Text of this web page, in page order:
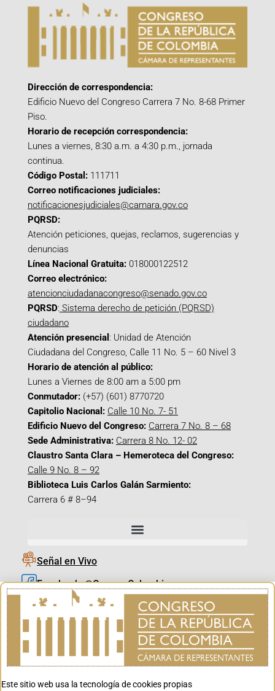
Dirección de correspondencia:
Edificio Nuevo del Congreso Carrera 7 No. 8-68 Primer
Piso.
Horario de recepción correspondencia:
Lunes a viernes, 8:30 a.m. a 4:30 p.m., jornada
continua.
Código Postal: 111711
Correo notificaciones judiciales:
notificacionesjudiciales@camara.gov.co
PQRSD:
Atención peticiones, quejas, reclamos, sugerencias y
denuncias
Línea Nacional Gratuita: 018000122512
Correo electrónico:
atencionciudadanacongreso@senado.gov.co
PQRSD: Sistema derecho de petición (PQRSD)
ciudadano
Atención presencial : Unidad de Atención
Ciudadana del Congreso, Calle 11 No. 5 – 60 Nivel 3
Horario de atención al público:
Lunes a Viernes de 8:00 am a 5:00 pm
Conmutador: (+57) (601) 8770720
Capitolio Nacional: Calle 10 No. 7- 51
Edificio Nuevo del Congreso: Carrera 7 No. 8 – 68
Sede Administrativa: Carrera 8 No. 12- 02
Claustro Santa Clara – Hemeroteca del Congreso:
Calle 9 No. 8 – 92
Biblioteca Luis Carlos Galán Sarmiento:
Carrera 6 # 8–94
Señal en Vivo
Facebook_@CamaraColombia
Instagram_@CamaraColombia
X_@CamaraColombia
Youtube_@CamaraColombia
Este sitio web usa la tecnología de cookies propias